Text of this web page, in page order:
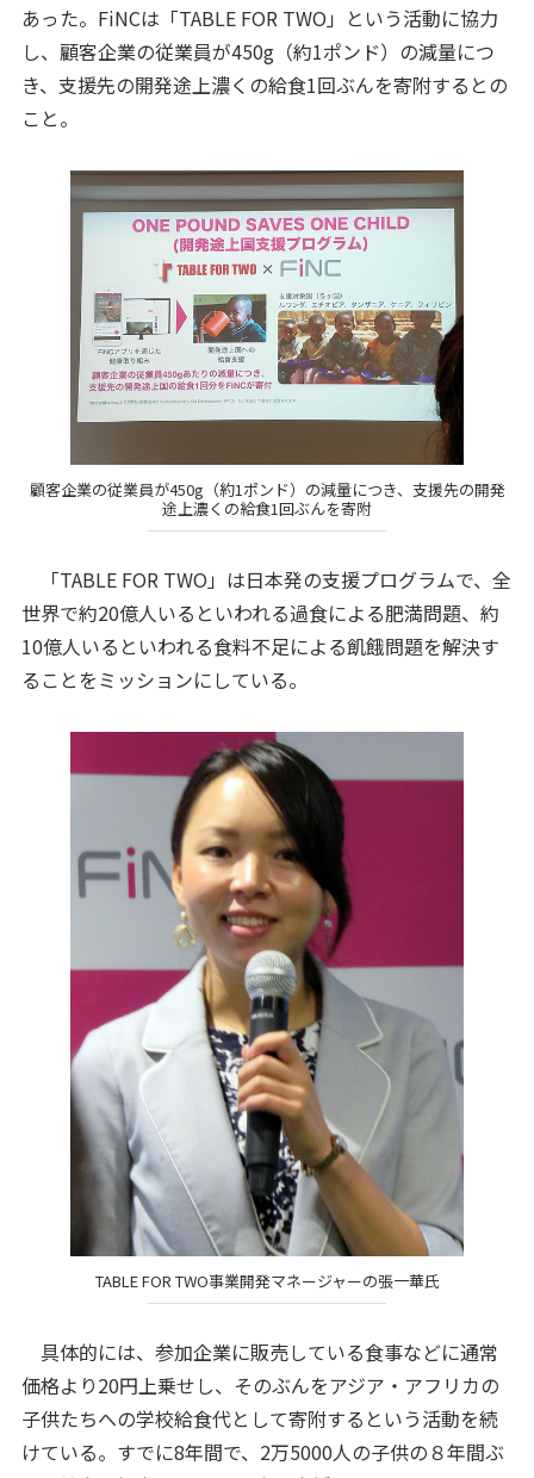
あった。FiNCは「TABLE FOR TWO」という活動に協力
し、顧客企業の従業員が450g（約1ポンド）の減量につ
き、支援先の開発途上濃くの給食1回ぶんを寄附するとの
こと。
顧客企業の従業員が450g（約1ポンド）の減量につき、支援先の開発
途上濃くの給食1回ぶんを寄附
「TABLE FOR TWO」は日本発の支援プログラムで、全
世界で約20億人いるといわれる過食による肥満問題、約
10億人いるといわれる食料不足による飢餓問題を解決す
ることをミッションにしている。
TABLE FOR TWO事業開発マネージャーの張一華氏
具体的には、参加企業に販売している食事などに通常
価格より20円上乗せし、そのぶんをアジア・アフリカの
子供たちへの学校給食代として寄附するという活動を続
けている。すでに8年間で、2万5000人の子供の８年間ぶ